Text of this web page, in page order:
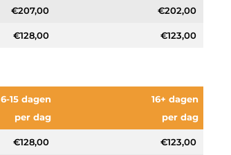
€207,00 €202,00
€128,00 €123,00
6-15 dagen
per dag
16+ dagen
per dag
€128,00 €123,00